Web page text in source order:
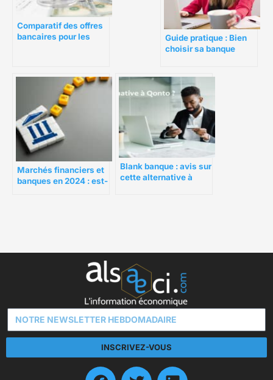
Comparatif des offres
bancaires pour les
financière de votre
entreprise ?
Guide pratique : Bien
choisir sa banque
Marchés financiers et
banques en 2024 : est-
Blank banque : avis sur
cette alternative à
INSCRIVEZ-VOUS